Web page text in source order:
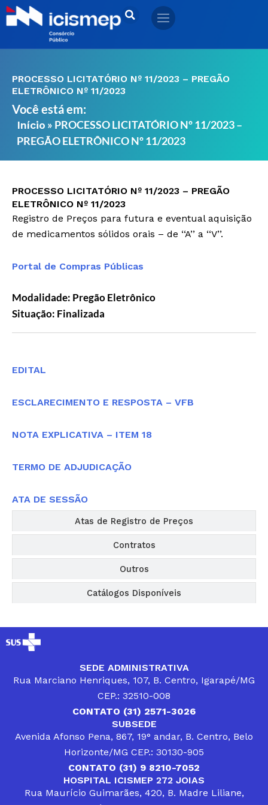
Ir
para
PROCESSO LICITATÓRIO Nº 11/2023 – PREGÃO
ELETRÔNICO Nº 11/2023
Você está em:
Início » PROCESSO LICITATÓRIO Nº 11/2023 –
PREGÃO ELETRÔNICO Nº 11/2023
PROCESSO LICITATÓRIO Nº 11/2023 – PREGÃO
ELETRÔNICO Nº 11/2023
Registro de Preços para futura e eventual aquisição
de medicamentos sólidos orais – de ‘‘A’’ a ‘‘V’’.
Portal de Compras Públicas
Modalidade: Pregão Eletrônico
Situação: Finalizada
Atas de Registro de Preços
Contratos
Outros
Catálogos Disponíveis
EDITAL
ESCLARECIMENTO E RESPOSTA – VFB
NOTA EXPLICATIVA – ITEM 18
TERMO DE ADJUDICAÇÃO
ATA DE SESSÃO
SEDE ADMINISTRATIVA
Rua Marciano Henriques, 107, B. Centro, Igarapé/MG
CEP.: 32510-008
CONTATO (31) 2571-3026
SUBSEDE
Avenida Afonso Pena, 867, 19° andar, B. Centro, Belo
Horizonte/MG CEP.: 30130-905
CONTATO (31) 9 8210-7052
HOSPITAL ICISMEP 272 JOIAS
Rua Maurício Guimarães, 420, B. Madre Liliane,